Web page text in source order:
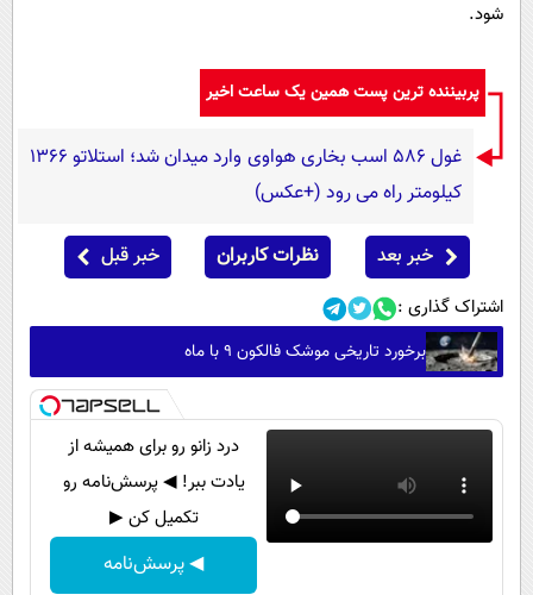
شود.
پربیننده ترین پست همین یک ساعت اخیر
غول 586 اسب بخاری هواوی وارد میدان شد؛ استلاتو 1366
کیلومتر راه می رود (+عکس)
خبر بعد نظرات کاربران خبر قبل
اشتراک گذاری :
برخورد تاریخی موشک فالکون ۹ با ماه
درد زانو رو برای همیشه از
یادت ببر! ◀ پرسش‌نامه رو
تکمیل کن ▶
◀ پرسش‌نامه